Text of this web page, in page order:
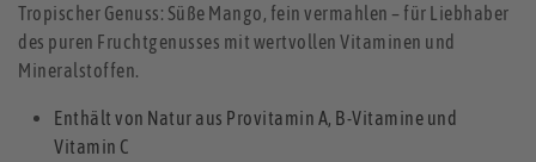
Tropischer Genuss: Süße Mango, fein vermahlen – für Liebhaber
des puren Fruchtgenusses mit wertvollen Vitaminen und
Mineralstoffen.
Enthält von Natur aus Provitamin A, B-Vitamine und
Vitamin C